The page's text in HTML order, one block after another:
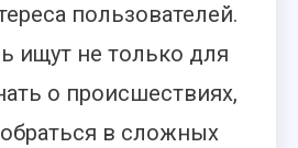
пользователей.
ищут не только для
о происшествиях,
в сложных